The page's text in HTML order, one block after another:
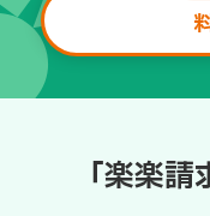
「楽楽